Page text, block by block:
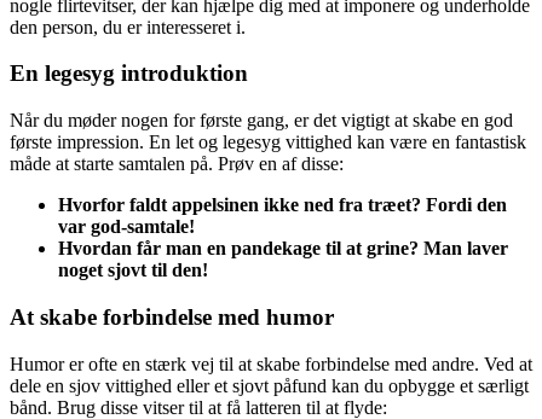
nogle flirtevitser, der kan hjælpe dig med at imponere og underholde
den person, du er interesseret i.
En legesyg introduktion
Når du møder nogen for første gang, er det vigtigt at skabe en god
første impression. En let og legesyg vittighed kan være en fantastisk
måde at starte samtalen på. Prøv en af ​​disse:
Hvorfor faldt appelsinen ikke ned fra træet? Fordi den
var god-samtale!
Hvordan får man en pandekage til at grine? Man laver
noget sjovt til den!
At skabe forbindelse med humor
Humor er ofte en stærk vej til at skabe forbindelse med andre. Ved at
dele en sjov vittighed eller et sjovt påfund kan du opbygge et særligt
bånd. Brug disse vitser til at få latteren til at flyde: